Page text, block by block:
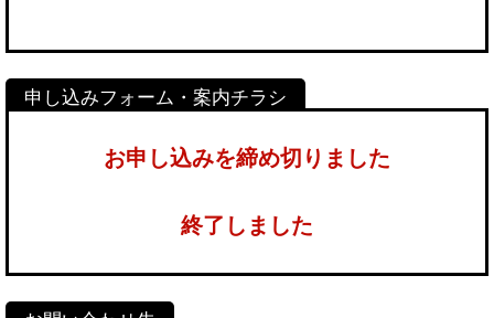
お申し込みを締め切りました
終了しました